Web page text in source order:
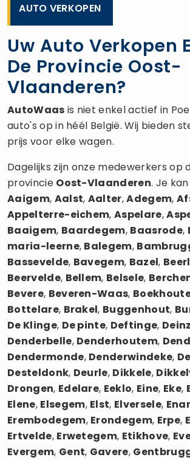
AUTO VERKOPEN
Uw Auto Verkopen
De Provincie Oost-
Vlaanderen?
AutoWaas is niet enkel actief in
auto's op in héél België. Wij bieden
prijs voor elke wagen.
Dagelijks zijn onze medewerkers op
provincie Oost-Vlaanderen. Je
Aaigem, Aalst, Aalter,Adegem,
Appelterre-eichem,Aspelare,
Baaigem, Baardegem, Baasrode,
maria-leerne, Balegem,
Bassevelde, Bavegem, Bazel,
Beervelde, Bellem, Belsele,
Bevere, Beveren-Waas,
Bottelare, Brakel, Buggenhout,
De Klinge, De pinte, Deftinge,
Denderbelle, Denderhoutem,
Dendermonde, Denderwindeke,
Desteldonk, Deurle, Dikkele,
Drongen, Edelare, Eeklo, Eine, Eke,
Elene, Elsegem, Elst, Elversele,
Erembodegem, Erondegem, Erpe,
Ertvelde, Erwetegem, Etikhove,
Evergem, Gent, Gavere,